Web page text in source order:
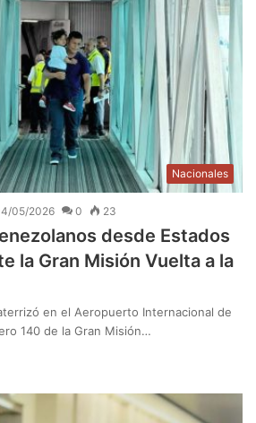
Nacionales
05/2026 0 23
desde Estados
la Gran Misión Vuelta a la
en el Aeropuerto Internacional de
140 de la Gran Misión…